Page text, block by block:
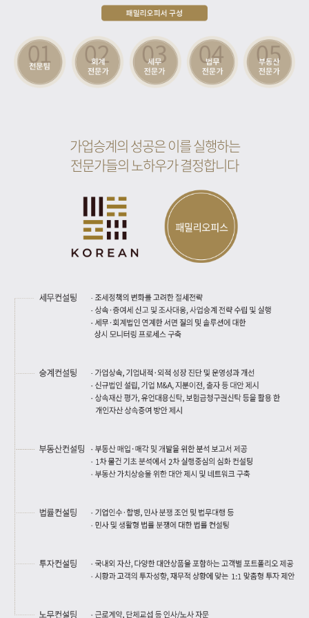
가업승계의 성공은 이를 실행하는
전문가들의 노하우가 결정합니다